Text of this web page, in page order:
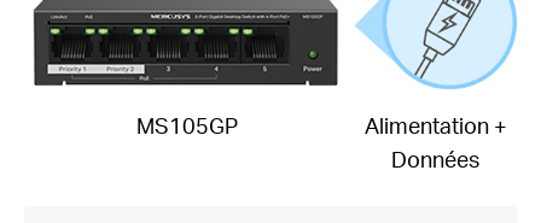
MS105GP
Alimentation +
Données